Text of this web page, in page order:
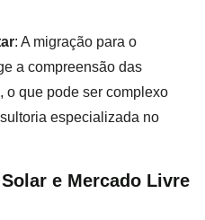
: A migração para o
a compreensão das
o que pode ser complexo
especializada no
e Mercado Livre